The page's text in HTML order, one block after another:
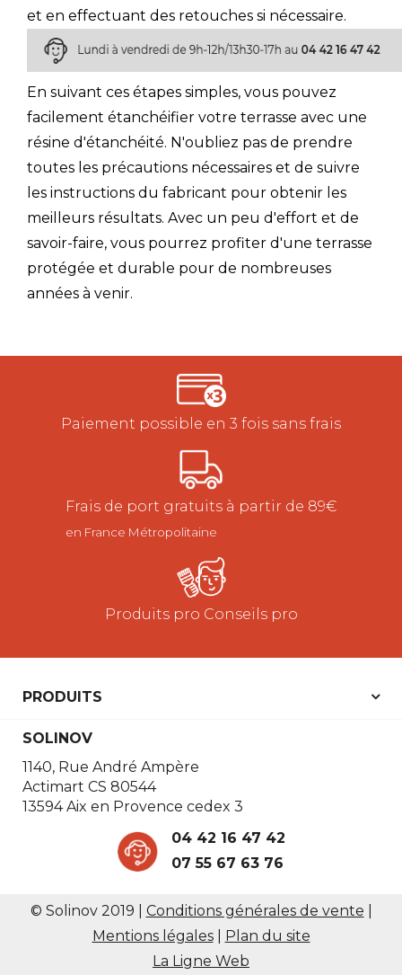
et en effectuant des retouches si nécessaire.
En suivant ces étapes simples, vous pouvez
facilement étanchéifier votre terrasse avec une
résine d'étanchéité. N'oubliez pas de prendre
toutes les précautions nécessaires et de suivre
les instructions du fabricant pour obtenir les
meilleurs résultats. Avec un peu d'effort et de
savoir-faire, vous pourrez profiter d'une terrasse
protégée et durable pour de nombreuses
années à venir.
Paiement possible en 3 fois sans frais
Frais de port gratuits à partir de 89€
en France Métropolitaine
Produits pro Conseils pro
PRODUITS
SOLINOV
1140, Rue André Ampère
Actimart CS 80544
13594 Aix en Provence cedex 3
04 42 16 47 42
07 55 67 63 76
© Solinov 2019 Conditions générales de vente
Mentions légales
Plan du site
La Ligne Web